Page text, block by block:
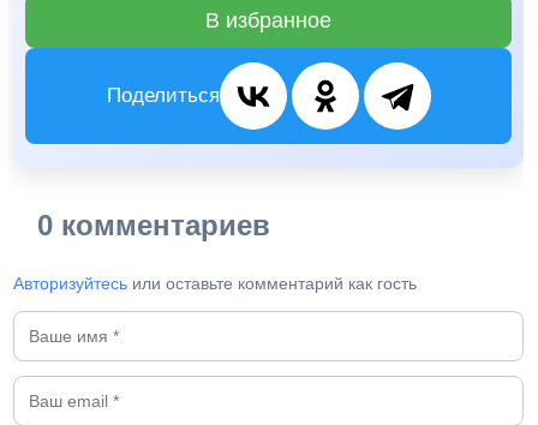
В избранное
Поделиться
0 комментариев
Авторизуйтесь или оставьте комментарий как гость